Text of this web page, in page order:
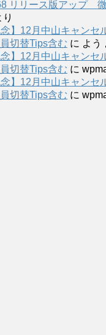
リリース版アップ
り
念】12月中山キャンセ
切替Tips含む に よう
念】12月中山キャンセ
切替Tips含む に
念】12月中山キャンセ
切替Tips含む に